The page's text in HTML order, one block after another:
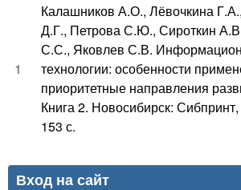
1
Калашников А.О., Лёвочкина
Д.Г., Петрова С.Ю., Сироткин
С.С., Яковлев С.В.
технологии: особенности
приоритетные направления
Книга 2. Новосибирск:
153 с.
Вход на сайт